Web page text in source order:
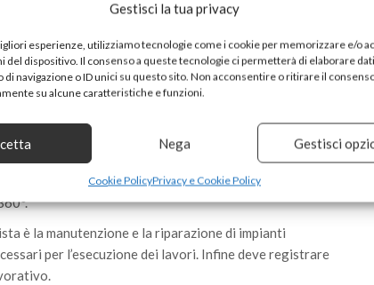
Gestisci la tua privacy
esperienze, utilizziamo tecnologie come i cookie per memorizzare e/o
del dispositivo. Il consenso a queste tecnologie ci permetterà di elaborare
navigazione o ID unici su questo sito. Non acconsentire o ritirare il
su alcune caratteristiche e funzioni.
Nega Gestisci
Cookie PolicyPrivacy e Cookie Policy
sono compiti che ricadono nelle mansioni del
la regolazione di apparecchiature di misurazione, di
al corretto
funzionamento del frigorifero
sicurezza e proprio per questo motivo il suo è un
del frigorifero il professionista si occupa
di isolamento termico e acustico, affinché il
è la manutenzione e la riparazione di impianti
per l’esecuzione dei lavori. Infine deve registrare